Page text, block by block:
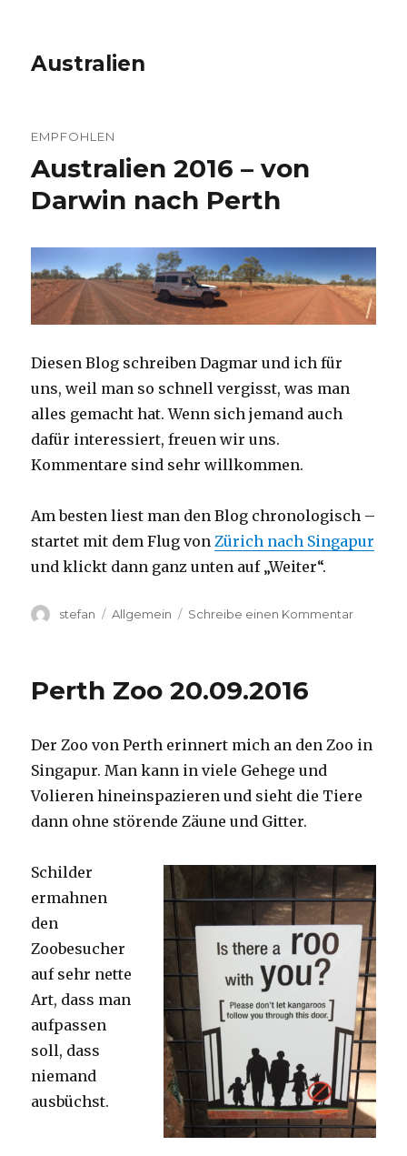
Australien
EMPFOHLEN
Australien 2016 – von
Darwin nach Perth
Diesen Blog schreiben Dagmar und ich für
uns, weil man so schnell vergisst, was man
alles gemacht hat. Wenn sich jemand auch
dafür interessiert, freuen wir uns.
Kommentare sind sehr willkommen.
Am besten liest man den Blog chronologisch –
startet mit dem Flug vonZürich nach Singapur
und klickt dann ganz unten auf „Weiter“.
Autor
stefan Kategorien
Allgemein Schreibe einen Kommentarzu
Perth
Perth Zoo 20.09.2016
Der Zoo von Perth erinnert mich an den Zoo in
Singapur. Man kann in viele Gehege und
Volieren hineinspazieren und sieht die Tiere
dann ohne störende Zäune und Gitter.
Schilder
ermahnen
den
Zoobesucher
auf sehr nette
Art, dass man
aufpassen
soll, dass
niemand
ausbüchst.